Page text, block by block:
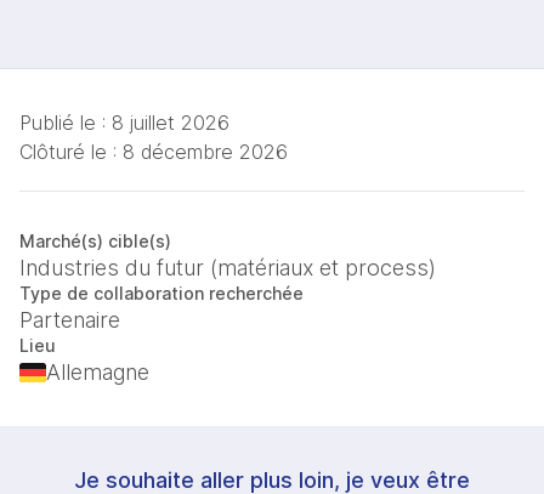
Publié le : 8 juillet 2026
Clôturé le : 8 décembre 2026
Marché(s) cible(s)
Industries du futur (matériaux et process)
Type de collaboration recherchée
Partenaire
Lieu
Allemagne
Je souhaite aller plus loin, je veux être